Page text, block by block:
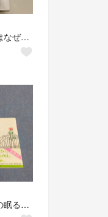
仕事ができる人はなぜ筋トレをするのか
東野圭吾 人魚の眠る家 ナミヤ雑貨店の奇蹟